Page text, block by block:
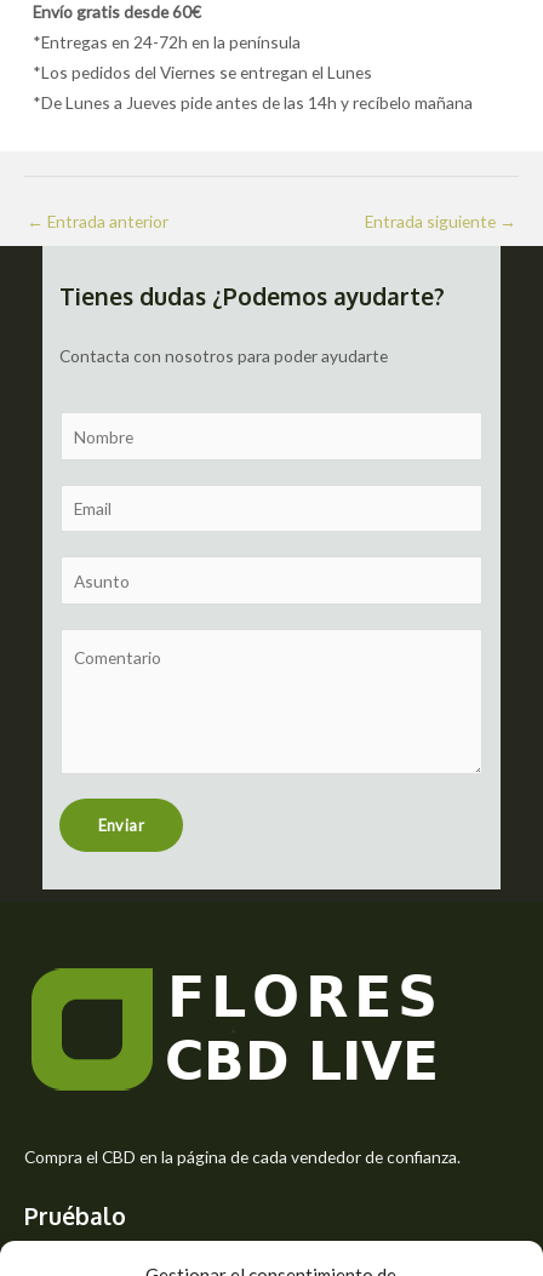
Envío gratis desde 60€
*Entregas en 24-72h en la península
*Los pedidos del Viernes se entregan el Lunes
*De Lunes a Jueves pide antes de las 14h y recíbelo mañana
Navegación
de
← Entrada anterior Entrada siguiente →
Tienes dudas ¿Podemos ayudarte?
Contacta con nosotros para poder ayudarte
a
m
m
a
u
b
t
r
s
e
Enviar
Compra el CBD en la página de cada vendedor de confianza.
Pruébalo
Siente el mejor aroma de las flores CBD y usa los beneficios del